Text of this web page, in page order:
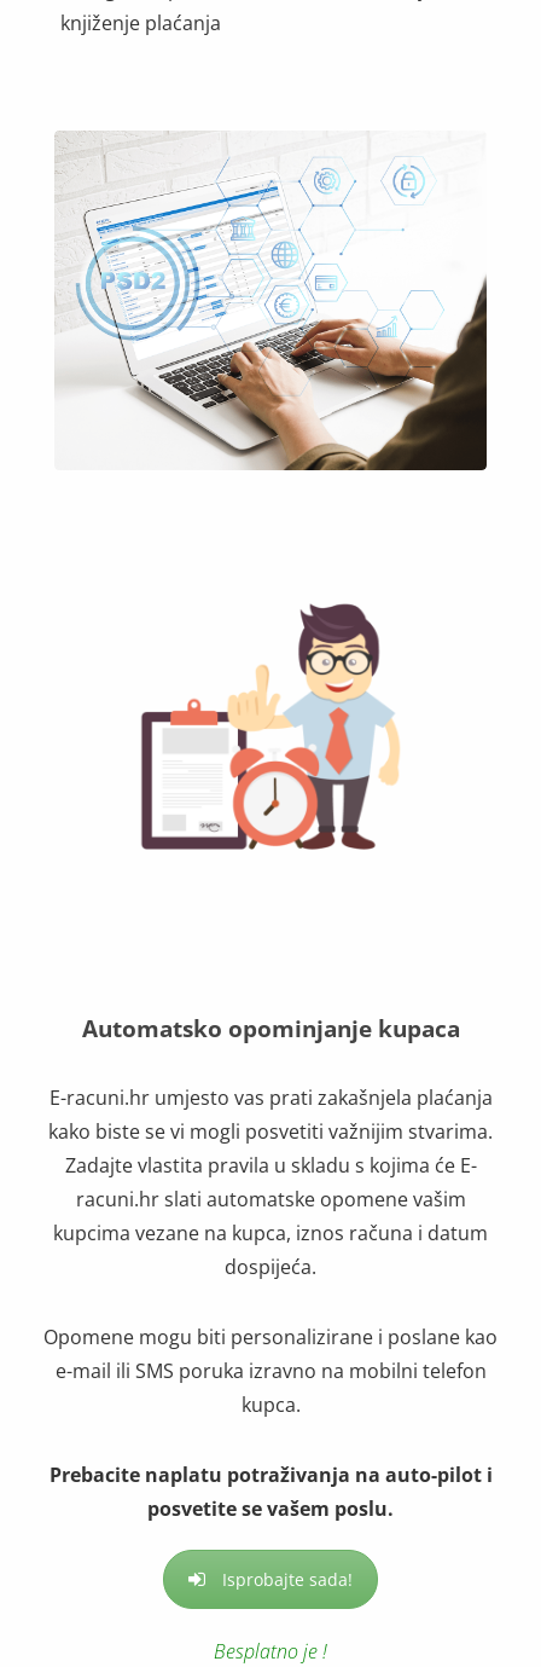
knjiženje plaćanja
Automatsko opominjanje kupaca
E-racuni.hr umjesto vas prati zakašnjela plaćanja
kako biste se vi mogli posvetiti važnijim stvarima.
Zadajte vlastita pravila u skladu s kojima će E-
racuni.hr slati automatske opomene vašim
kupcima vezane na kupca, iznos računa i datum
dospijeća.
Opomene mogu biti personalizirane i poslane kao
e-mail ili SMS poruka izravno na mobilni telefon
kupca.
Prebacite naplatu potraživanja na auto-pilot i
posvetite se vašem poslu.
Isprobajte sada!
Besplatno je !